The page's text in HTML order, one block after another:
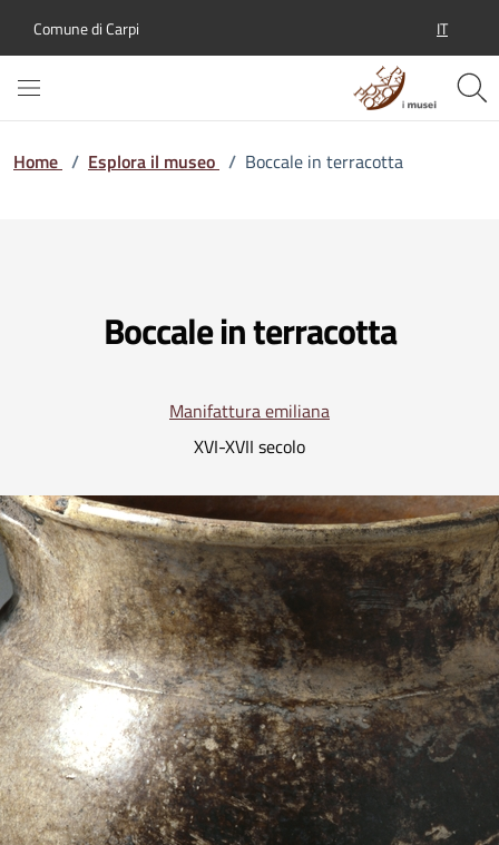
Comune di Carpi IT
Home / Esplora il museo / Boccale in terracotta
Boccale in terracotta
Manifattura emiliana
XVI-XVII secolo